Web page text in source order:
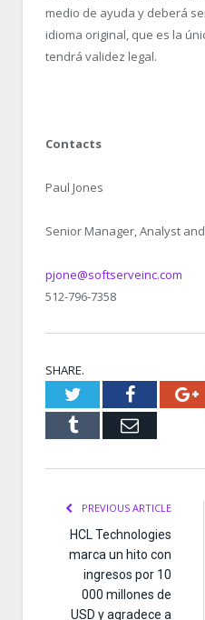
medio de ayuda y deberá
idioma original, que es la
tendrá validez legal.
Contacts
Paul Jones
Senior Manager, Analyst
pjone@softserveinc.com
512-796-7358
SHARE.
TwitterFacebook
Tumblr Email
PREVIOUS ARTICLE
HCL Technologies
marca un hito con
ingresos por 10
000 millones de
USD y agradece a